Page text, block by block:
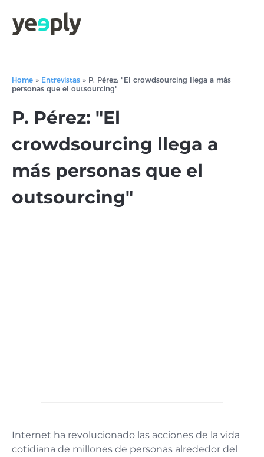
Home » Entrevistas » P. Pérez: "El crowdsourcing llega a más
personas que el outsourcing"
P. Pérez: "El
crowdsourcing llega a
más personas que el
outsourcing"
Internet ha revolucionado las acciones de la vida
cotidiana de millones de personas alrededor del